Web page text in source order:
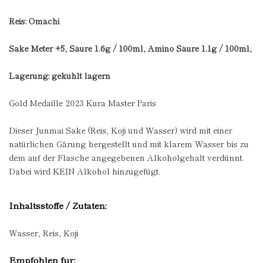
Reis: Omachi
Sake Meter +5, Säure 1.6g / 100ml, Amino Säure 1.1g / 100ml,
Lagerung: gekühlt lagern
Gold Medaille 2023 Kura Master Paris
Dieser Junmai Sake (Reis, Koji und Wasser) wird mit einer
natürlichen Gärung hergestellt und mit klarem Wasser bis zu
dem auf der Flasche angegebenen Alkoholgehalt verdünnt.
Dabei wird KEIN Alkohol hinzugefügt.
Inhaltsstoffe / Zutaten:
Wasser, Reis, Koji
Empfohlen für: